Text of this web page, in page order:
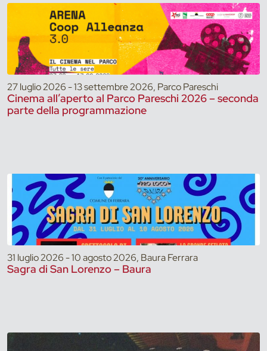
27 luglio 2026 - 13 settembre 2026, Parco Pareschi
Cinema all’aperto al Parco Pareschi 2026 – seconda
parte della programmazione
31 luglio 2026 - 10 agosto 2026, Baura Ferrara
Sagra di San Lorenzo – Baura